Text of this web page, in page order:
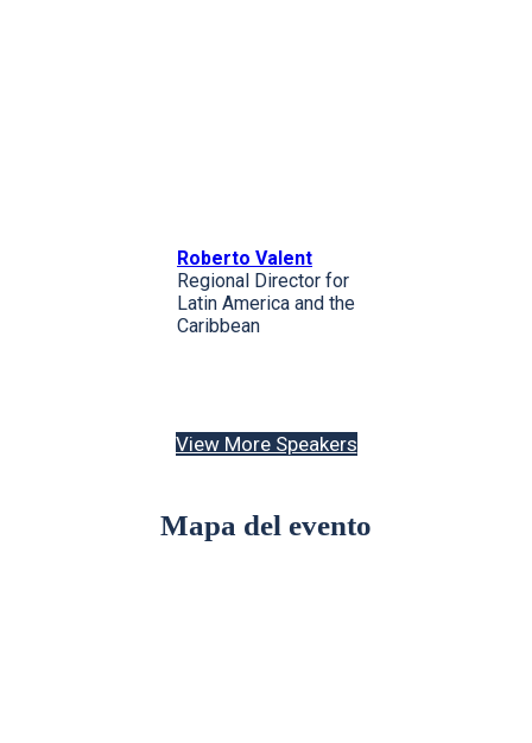
Roberto Valent
Regional Director for
Latin America and the
Caribbean
View More Speakers
Mapa del evento